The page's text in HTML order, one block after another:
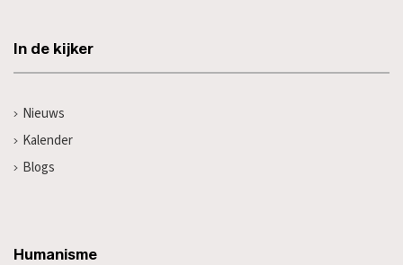
In de kijker
Nieuws
Kalender
Blogs
Humanisme